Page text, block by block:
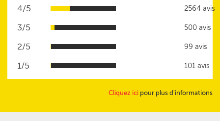
4/5 2564 avis
3/5 500 avis
2/5 99 avis
1/5 101 avis
Cliquez ici pour plus d'informations